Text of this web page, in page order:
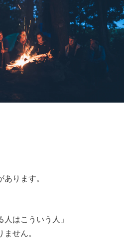
あります。
人はこういう人」
せん。